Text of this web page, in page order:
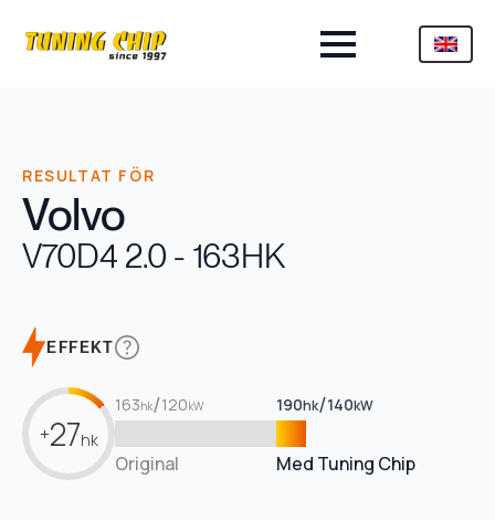
RESULTAT FÖR
Volvo
V70D4 2.0 - 163HK
EFFEKT
+27hk
163hk/120kW 190hk/140kW
Original Med Tuning Chip